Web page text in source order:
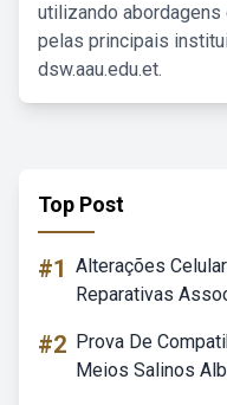
utilizando
pelas principais
dsw.aau.edu.et.
Top Post
#1 Alterações
Reparativas
#2 Prova De
Meios Salinos